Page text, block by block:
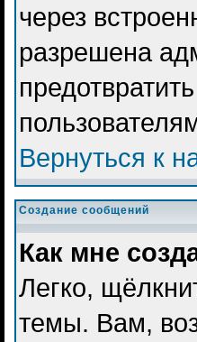
через
разрешена
Вернуться к
Создание сообщений
Как мне
Легко,
темы. Вам,